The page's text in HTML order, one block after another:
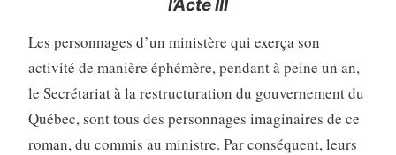
l’Acte III
Les personnages d’un ministère qui exerça son
activité de manière éphémère, pendant à peine un an,
le Secrétariat à la restructuration du gouvernement du
Québec, sont tous des personnages imaginaires de ce
roman, du commis au ministre. Par conséquent, leurs